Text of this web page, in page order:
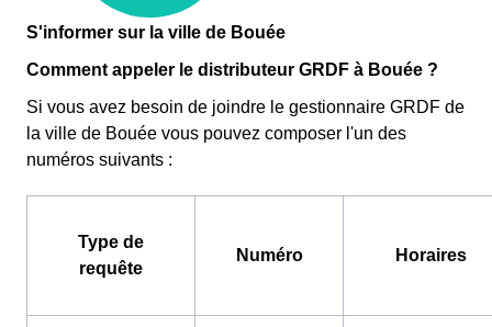
S'informer sur la ville de Bouée
Comment appeler le distributeur GRDF à Bouée ?
Si vous avez besoin de joindre le gestionnaire GRDF de
la ville de Bouée vous pouvez composer l'un des
numéros suivants :
Type de
requête
Numéro Horaires